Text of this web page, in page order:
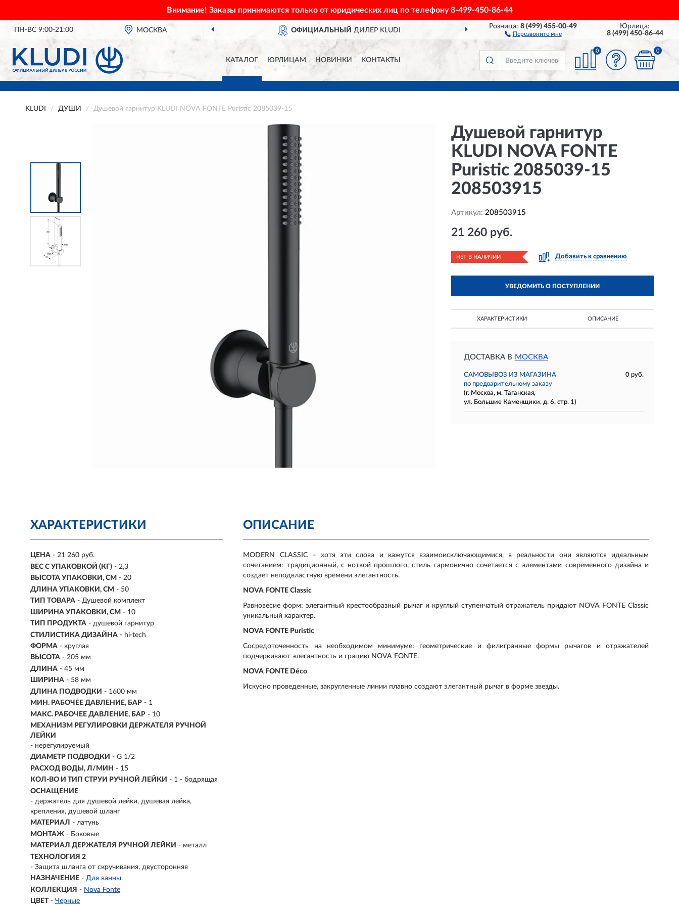
Внимание! Заказы принимаются только от юридических лиц по телефону8-499-450-86-44
ПН-ВС 9:00-21:00 МОСКВА ОФИЦИАЛЬНЫЙ ДИЛЕР KLUDI ДОСТАВИМ ПО ВСЕЙ РОССИИ
Розница:8 (499) 455-00-49
Перезвоните мне
Юрлица:
8 (499) 450-86-44
КАТАЛОГ ЮРЛИЦАМ НОВИНКИ КОНТАКТЫ
0 0
KLUDI ДУШИ Душевой гарнитур KLUDI NOVA FONTE Puristic 2085039-15
Душевой гарнитур
KLUDI NOVA FONTE
Puristic 2085039-15
208503915
Артикул: 208503915
21 260 руб.
НЕТ В НАЛИЧИИ Добавить к сравнению
УВЕДОМИТЬ О ПОСТУПЛЕНИИ
ХАРАКТЕРИСТИКИ ОПИСАНИЕ
ДОСТАВКА В МОСКВА
САМОВЫВОЗ ИЗ МАГАЗИНА
0 руб.
по предварительному заказу
(г. Москва, м. Таганская,
ул. Большие Каменщики, д. 6, стр. 1)
ХАРАКТЕРИСТИКИ
ЦЕНА - 21 260 руб.
ВЕС С УПАКОВКОЙ (КГ) - 2,3
ВЫСОТА УПАКОВКИ, СМ - 20
ДЛИНА УПАКОВКИ, СМ - 50
ТИП ТОВАРА - Душевой комплект
ШИРИНА УПАКОВКИ, СМ - 10
ТИП ПРОДУКТА - душевой гарнитур
СТИЛИСТИКА ДИЗАЙНА - hi-tech
ФОРМА - круглая
ВЫСОТА - 205 мм
ДЛИНА - 45 мм
ШИРИНА - 58 мм
ДЛИНА ПОДВОДКИ - 1600 мм
МИН. РАБОЧЕЕ ДАВЛЕНИЕ, БАР - 1
МАКС. РАБОЧЕЕ ДАВЛЕНИЕ, БАР - 10
МЕХАНИЗМ РЕГУЛИРОВКИ ДЕРЖАТЕЛЯ РУЧНОЙ
ЛЕЙКИ
- нерегулируемый
ДИАМЕТР ПОДВОДКИ - G 1/2
РАСХОД ВОДЫ, Л/МИН - 15
КОЛ-ВО И ТИП СТРУИ РУЧНОЙ ЛЕЙКИ - 1 - бодрящая
ОСНАЩЕНИЕ
- держатель для душевой лейки, душевая лейка,
крепления, душевой шланг
МАТЕРИАЛ - латунь
МОНТАЖ - Боковые
МАТЕРИАЛ ДЕРЖАТЕЛЯ РУЧНОЙ ЛЕЙКИ - металл
ТЕХНОЛОГИЯ 2
- Защита шланга от скручивания, двусторонняя
НАЗНАЧЕНИЕ - Для ванны
КОЛЛЕКЦИЯ - Nova Fonte
ЦВЕТ - Черные
ОПИСАНИЕ
MODERN CLASSIC – хотя эти слова и кажутся взаимоисключающимися, в реальности они являются идеальным
сочетанием: традиционный, с ноткой прошлого, стиль гармонично сочетается с элементами современного дизайна и
создает неподвластную времени элегантность.
NOVA FONTE Classic
Равновесие форм: элегантный крестообразный рычаг и круглый ступенчатый отражатель придают NOVA FONTE Classic
уникальный характер.
NOVA FONTE Puristic
Сосредоточенность на необходимом минимуме: геометрические и филигранные формы рычагов и отражателей
подчеркивают элегантность и грацию NOVA FONTE.
NOVA FONTE Déco
Искусно проведенные, закругленные линии плавно создают элегантный рычаг в форме звезды.